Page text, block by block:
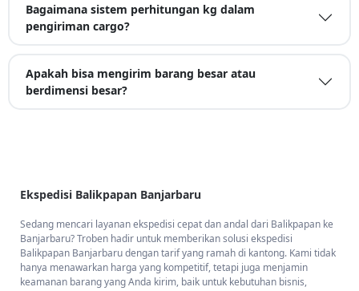
Bagaimana sistem perhitungan kg dalam
pengiriman cargo?
Apakah bisa mengirim barang besar atau
berdimensi besar?
Ekspedisi Balikpapan Banjarbaru
Sedang mencari layanan ekspedisi cepat dan andal dari Balikpapan ke
Banjarbaru? Troben hadir untuk memberikan solusi ekspedisi
Balikpapan Banjarbaru dengan tarif yang ramah di kantong. Kami tidak
hanya menawarkan harga yang kompetitif, tetapi juga menjamin
keamanan barang yang Anda kirim, baik untuk kebutuhan bisnis,